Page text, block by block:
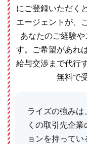
にご登録いただく
エージェントが、
あなたのご経験
す。ご希望があれ
給与交渉まで代行
無料で
ライズの強み
くの取引先企
ョンを持って